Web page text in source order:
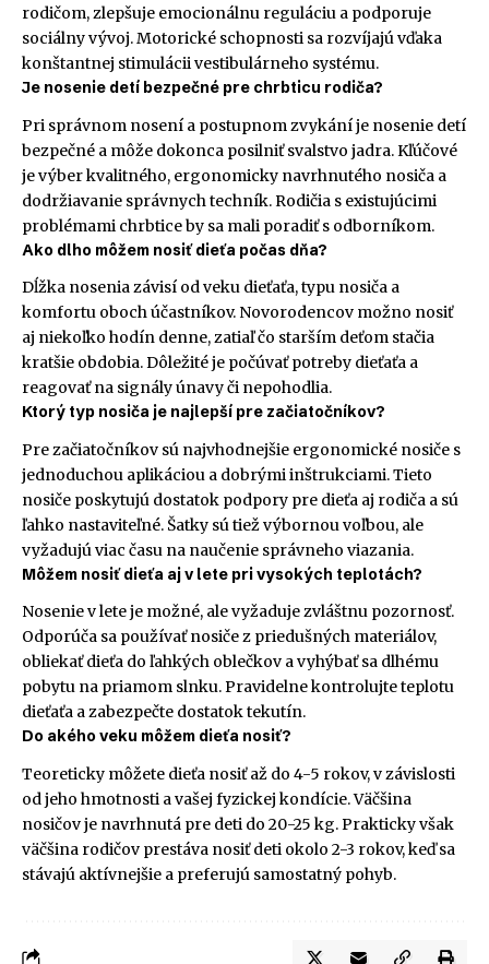
rodičom, zlepšuje emocionálnu reguláciu a podporuje
sociálny vývoj. Motorické schopnosti sa rozvíjajú vďaka
konštantnej stimulácii vestibulárneho systému.
Je nosenie detí bezpečné pre chrbticu rodiča?
Pri správnom nosení a postupnom zvykání je nosenie detí
bezpečné a môže dokonca posilniť svalstvo jadra. Kľúčové
je výber kvalitného, ergonomicky navrhnutého nosiča a
dodržiavanie správnych techník. Rodičia s existujúcimi
problémami chrbtice by sa mali poradiť s odborníkom.
Ako dlho môžem nosiť dieťa počas dňa?
Dĺžka nosenia závisí od veku dieťaťa, typu nosiča a
komfortu oboch účastníkov. Novorodencov možno nosiť
aj niekoľko hodín denne, zatiaľ čo starším deťom stačia
kratšie obdobia. Dôležité je počúvať potreby dieťaťa a
reagovať na signály únavy či nepohodlia.
Ktorý typ nosiča je najlepší pre začiatočníkov?
Pre začiatočníkov sú najvhodnejšie ergonomické nosiče s
jednoduchou aplikáciou a dobrými inštrukciami. Tieto
nosiče poskytujú dostatok podpory pre dieťa aj rodiča a sú
ľahko nastaviteľné. Šatky sú tiež výbornou voľbou, ale
vyžadujú viac času na naučenie správneho viazania.
Môžem nosiť dieťa aj v lete pri vysokých teplotách?
Nosenie v lete je možné, ale vyžaduje zvláštnu pozornosť.
Odporúča sa používať nosiče z priedušných materiálov,
obliekať dieťa do ľahkých oblečkov a vyhýbať sa dlhému
pobytu na priamom slnku. Pravidelne kontrolujte teplotu
dieťaťa a zabezpečte dostatok tekutín.
Do akého veku môžem dieťa nosiť?
Teoreticky môžete dieťa nosiť až do 4-5 rokov, v závislosti
od jeho hmotnosti a vašej fyzickej kondície. Väčšina
nosičov je navrhnutá pre deti do 20-25 kg. Prakticky však
väčšina rodičov prestáva nosiť deti okolo 2-3 rokov, keď sa
stávajú aktívnejšie a preferujú samostatný pohyb.